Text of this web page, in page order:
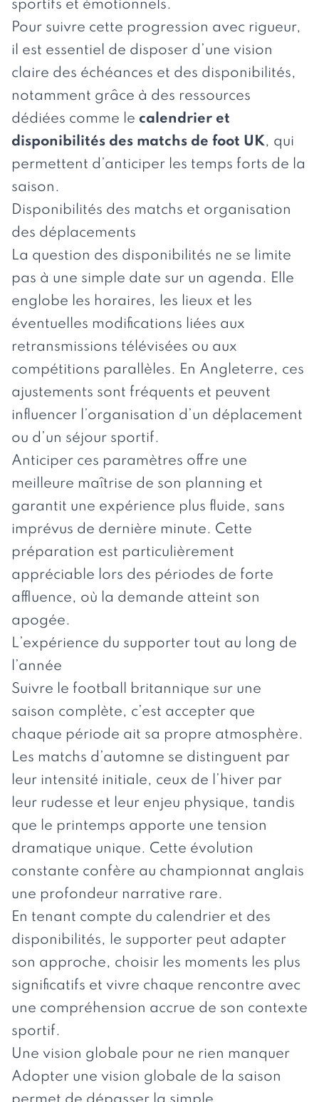
sportifs et émotionnels.
Pour suivre cette progression avec rigueur,
il est essentiel de disposer d’une vision
claire des échéances et des disponibilités,
notamment grâce à des ressources
dédiées comme le calendrier et
disponibilités des matchs de foot UK, qui
permettent d’anticiper les temps forts de la
saison.
Disponibilités des matchs et organisation
des déplacements
La question des disponibilités ne se limite
pas à une simple date sur un agenda. Elle
englobe les horaires, les lieux et les
éventuelles modifications liées aux
retransmissions télévisées ou aux
compétitions parallèles. En Angleterre, ces
ajustements sont fréquents et peuvent
influencer l’organisation d’un déplacement
ou d’un séjour sportif.
Anticiper ces paramètres offre une
meilleure maîtrise de son planning et
garantit une expérience plus fluide, sans
imprévus de dernière minute. Cette
préparation est particulièrement
appréciable lors des périodes de forte
affluence, où la demande atteint son
apogée.
L’expérience du supporter tout au long de
l’année
Suivre le football britannique sur une
saison complète, c’est accepter que
chaque période ait sa propre atmosphère.
Les matchs d’automne se distinguent par
leur intensité initiale, ceux de l’hiver par
leur rudesse et leur enjeu physique, tandis
que le printemps apporte une tension
dramatique unique. Cette évolution
constante confère au championnat anglais
une profondeur narrative rare.
En tenant compte du calendrier et des
disponibilités, le supporter peut adapter
son approche, choisir les moments les plus
significatifs et vivre chaque rencontre avec
une compréhension accrue de son contexte
sportif.
Une vision globale pour ne rien manquer
Adopter une vision globale de la saison